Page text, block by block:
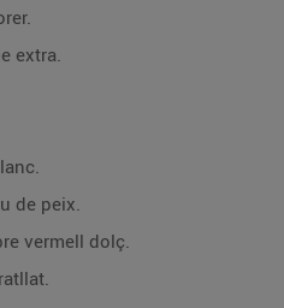
extra.
de peix.
vermell dolç.